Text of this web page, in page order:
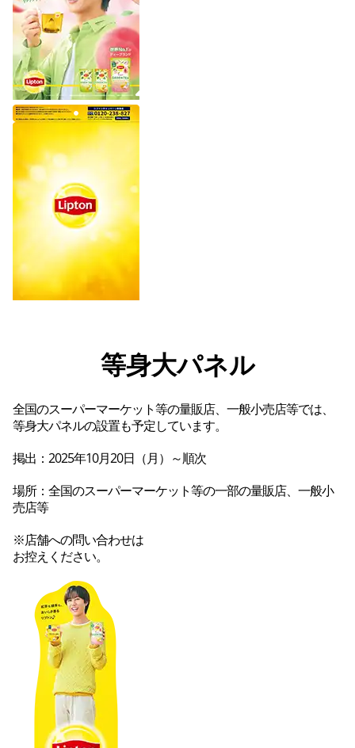
等身大パネル
全国のスーパーマーケット等の量販店、一般小売店等では、
等身大パネルの設置も予定しています。
掲出：2025年10月20日（月）～順次
場所：全国のスーパーマーケット等の一部の量販店、一般小
売店等
※店舗への問い合わせは
お控えください。